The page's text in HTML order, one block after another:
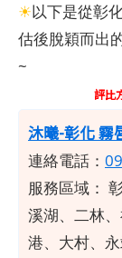
☀以下是從彰
估後脫穎而出
~
評比
沐曦-彰化 霧
連絡電話：
服務區域：
溪湖、二林
港、大村、